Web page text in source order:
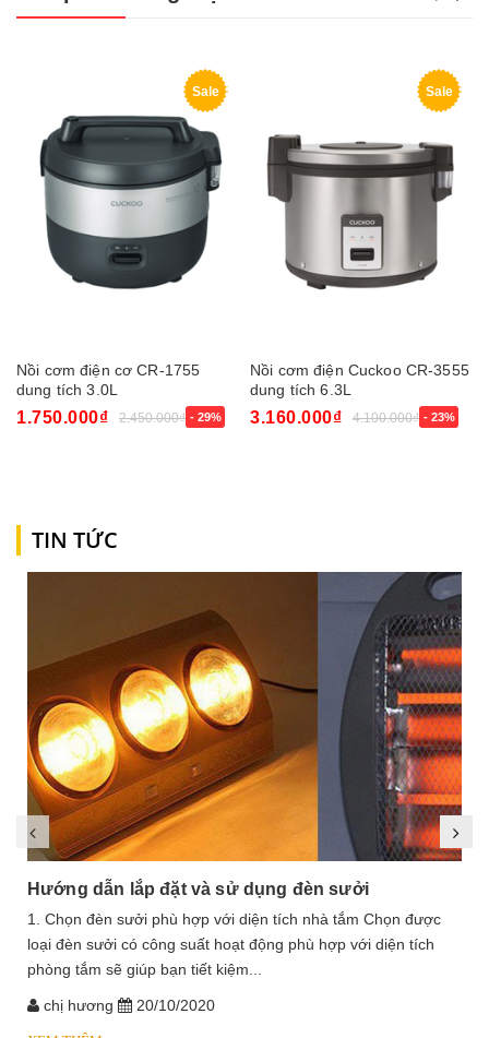
Sale
Nồi cơm điện cơ CR-1755
dung tích 3.0L
1.750.000₫ 2.450.000₫ - 29%
Sale
Nồi cơm điện Cuckoo CR-3555
dung tích 6.3L
3.160.000₫ 4.100.000₫ - 23%
TIN TỨC
Hướng dẫn lắp đặt và sử dụng đèn sưởi
1. Chọn đèn sưởi phù hợp với diện tích nhà tắm Chọn được
loại đèn sưởi có công suất hoạt động phù hợp với diện tích
phòng tắm sẽ giúp bạn tiết kiệm...
chị hương 20/10/2020